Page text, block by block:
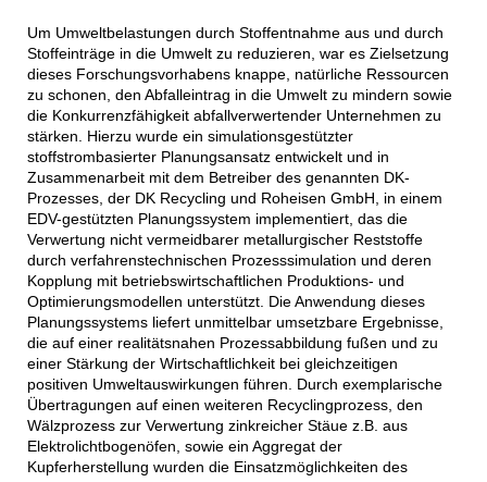
Um Umweltbelastungen durch Stoffentnahme aus und durch
Stoffeinträge in die Umwelt zu reduzieren, war es Zielsetzung
dieses Forschungsvorhabens knappe, natürliche Ressourcen
zu schonen, den Abfalleintrag in die Umwelt zu mindern sowie
die Konkurrenzfähigkeit abfallverwertender Unternehmen zu
stärken. Hierzu wurde ein simulationsgestützter
stoffstrombasierter Planungsansatz entwickelt und in
Zusammenarbeit mit dem Betreiber des genannten DK-
Prozesses, der DK Recycling und Roheisen GmbH, in einem
EDV-gestützten Planungssystem implementiert, das die
Verwertung nicht vermeidbarer metallurgischer Reststoffe
durch verfahrenstechnischen Prozesssimulation und deren
Kopplung mit betriebswirtschaftlichen Produktions- und
Optimierungsmodellen unterstützt. Die Anwendung dieses
Planungssystems liefert unmittelbar umsetzbare Ergebnisse,
die auf einer realitätsnahen Prozessabbildung fußen und zu
einer Stärkung der Wirtschaftlichkeit bei gleichzeitigen
positiven Umweltauswirkungen führen. Durch exemplarische
Übertragungen auf einen weiteren Recyclingprozess, den
Wälzprozess zur Verwertung zinkreicher Stäue z.B. aus
Elektrolichtbogenöfen, sowie ein Aggregat der
Kupferherstellung wurden die Einsatzmöglichkeiten des